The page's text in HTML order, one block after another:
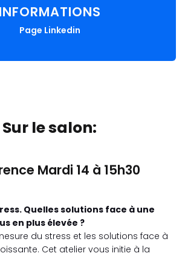
INFORMATIONS
Page Linkedin
Sur le salon:
Mardi 14 à 15h30
Quelles solutions face à une
en plus élevée ?
du stress et les solutions face à
Cet atelier vous initie à la